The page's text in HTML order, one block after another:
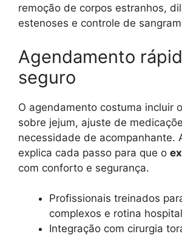
remoção de corpos estranhos,
estenoses e controle de
Agendamento
seguro
O agendamento costuma incluir
sobre jejum, ajuste de
necessidade de acompanhante.
explica cada passo para que o
com conforto e segurança.
Profissionais treinados
complexos e rotina
Integração com cirurgia